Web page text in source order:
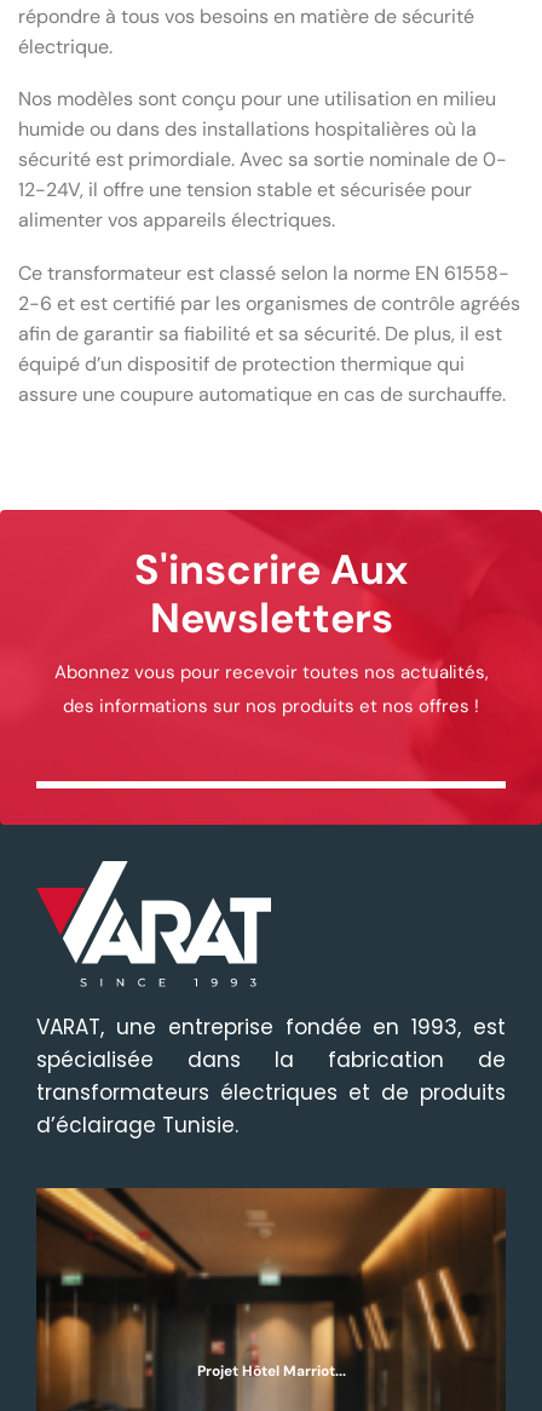
répondre à tous vos besoins en matière de sécurité
électrique.
Nos modèles sont conçu pour une utilisation en milieu
humide ou dans des installations hospitalières où la
sécurité est primordiale. Avec sa sortie nominale de 0-
12-24V, il offre une tension stable et sécurisée pour
alimenter vos appareils électriques.
Ce transformateur est classé selon la norme EN 61558-
2-6 et est certifié par les organismes de contrôle agréés
afin de garantir sa fiabilité et sa sécurité. De plus, il est
équipé d’un dispositif de protection thermique qui
assure une coupure automatique en cas de surchauffe.
S'inscrire Aux
Newsletters
Abonnez vous pour recevoir toutes nos actualités,
des informations sur nos produits et nos offres !
VARAT, une entreprise fondée en 1993, est
spécialisée dans la fabrication de
transformateurs électriques et de produits
d’éclairage Tunisie.
Projet Hôtel Marriot...